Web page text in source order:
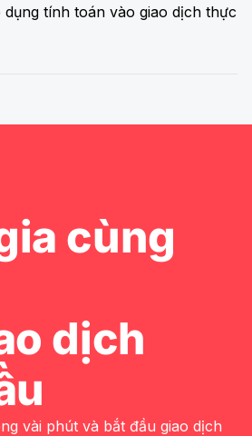
tính toán vào giao dịch thực
cùng
dịch
vài phút và bắt đầu giao dịch